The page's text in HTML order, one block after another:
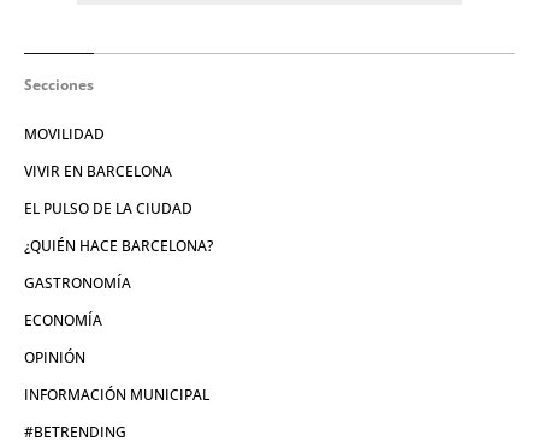
Secciones
MOVILIDAD
VIVIR EN BARCELONA
EL PULSO DE LA CIUDAD
¿QUIÉN HACE BARCELONA?
GASTRONOMÍA
ECONOMÍA
OPINIÓN
INFORMACIÓN MUNICIPAL
#BETRENDING